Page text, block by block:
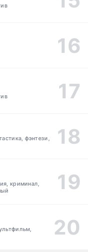
фэнтези,
криминал,